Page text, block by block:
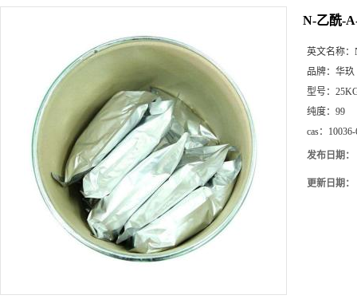
N-乙酰-
英文名称：
品牌： 华玖
型号：
纯度： 99
cas：
发布日期：
更新日期：